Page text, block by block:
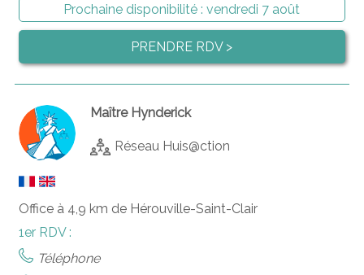
Prochaine disponibilité :vendredi 7 août
PRENDRE RDV >
Maître Hynderick
Réseau Huis@ction
Office à 4,9 km de Hérouville-Saint-Clair
1er RDV :
Téléphone